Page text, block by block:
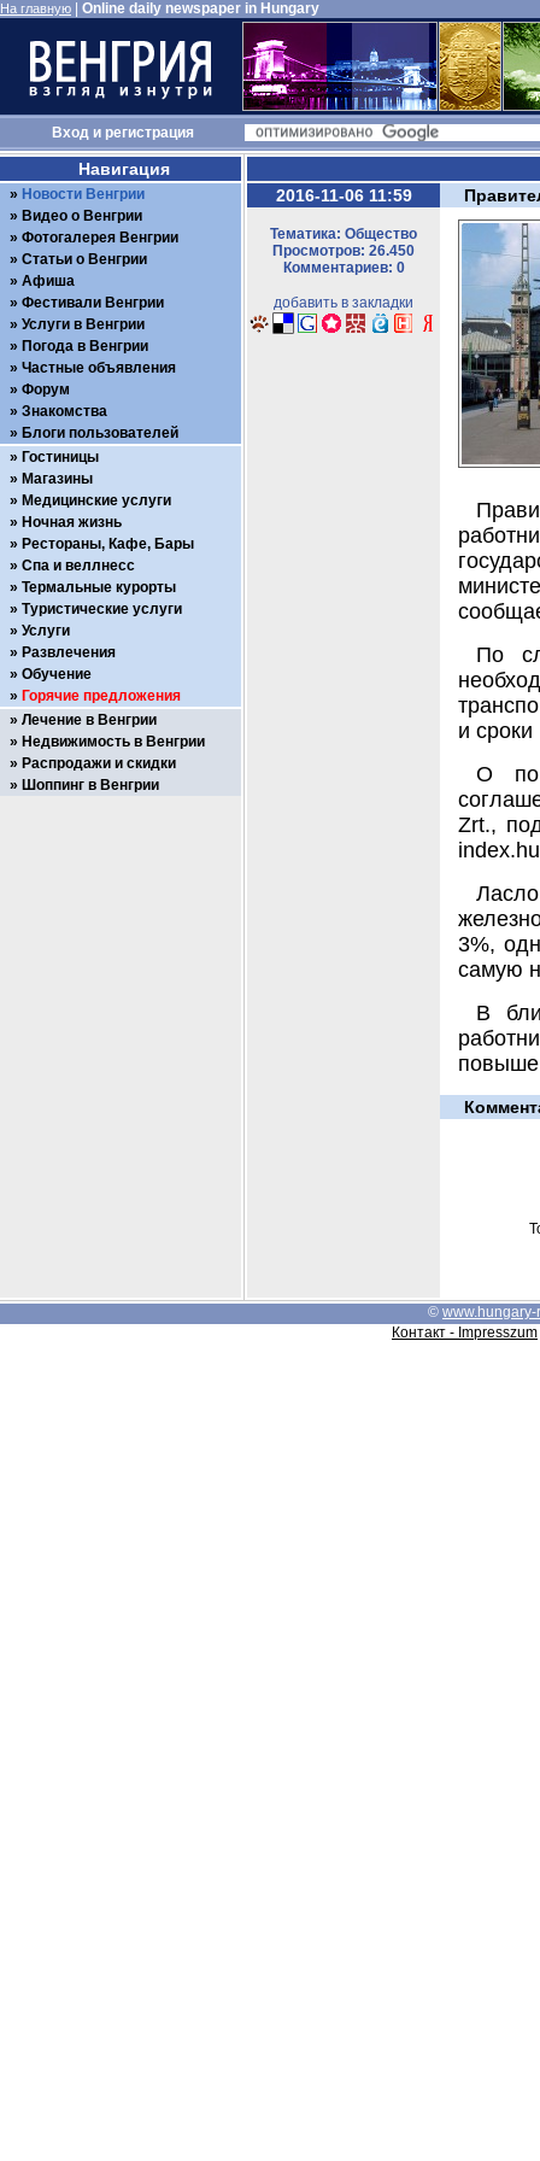
На главную Online daily newspaper in Hungary
Входи регистрация
2016-11-06 11:59
Тематика: Общество
Просмотров: 26.450
Комментариев: 0
добавить в закладки
По
и
О
Zrt.,
3%,
самую
В
Навигация
Новости Венгрии
Видео о Венгрии
Фотогалерея Венгрии
Статьи о Венгрии
Афиша
Фестивали Венгрии
Услуги в Венгрии
Погода в Венгрии
Частные объявления
Форум
Знакомства
Блоги пользователей
Гостиницы
Магазины
Медицинские услуги
Ночная жизнь
Рестораны, Кафе, Бары
Спа и веллнесс
Термальные курорты
Туристические услуги
Услуги
Развлечения
Обучение
Горячие предложения
Лечение в Венгрии
Недвижимость в Венгрии
Распродажи и скидки
Шоппинг в Венгрии
© www.hungary-
Контакт - Impresszum